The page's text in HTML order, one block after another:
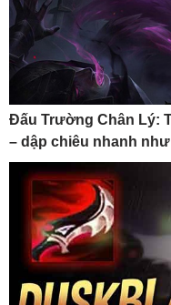
Đấu Trường Chân Lý:
– dập chiêu nhanh